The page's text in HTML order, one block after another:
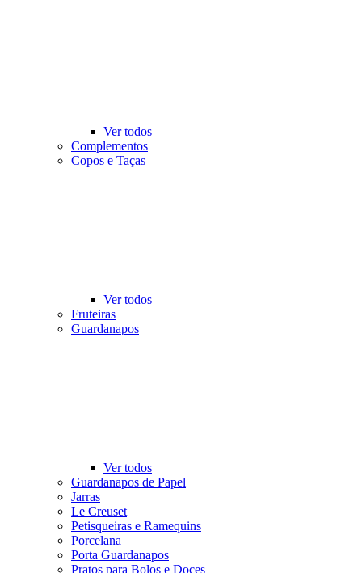
Ver todos
Complementos
Copos e Taças
Ver todos
Fruteiras
Guardanapos
Ver todos
Guardanapos de Papel
Jarras
Le Creuset
Petisqueiras e Ramequins
Porcelana
Porta Guardanapos
Pratos para Bolos e Doces